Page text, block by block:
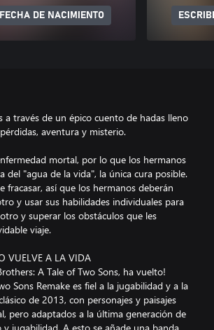
DE NACIMIENTO
a través de un épico cuento de hadas lleno
aventura y misterio.
mortal, por lo que los hermanos
del "agua de la vida", la única cura posible.
fracasar, así que los hermanos deberán
y usar sus habilidades individuales para
y superar los obstáculos que les
viaje.
VUELVE A LA VIDA
A Tale of Two Sons, ha vuelto!
Sons Remake es fiel a la jugabilidad y a la
de 2013, con personajes y paisajes
pero adaptados a la última generación de